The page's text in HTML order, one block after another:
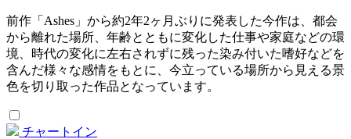
前作「Ashes」から約2年2ヶ月ぶりに発表した今作は、都会
から離れた場所、年齢とともに変化した仕事や家庭などの環
境、時代の変化に左右されずに残った染み付いた嗜好などを
含んだ様々な感情をもとに、今立っている場所から見える景
色を切り取った作品となっています。
チャートイン